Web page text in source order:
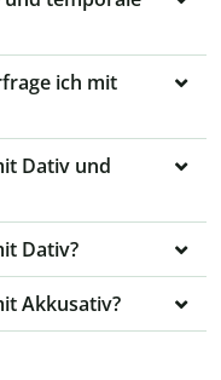
ich mit
Dativ und
Dativ?
Akkusativ?